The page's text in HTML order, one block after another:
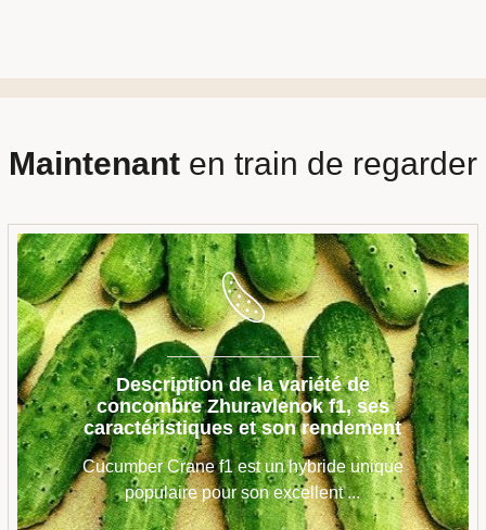
Maintenanten train de regarder
Description de la variété de
concombre Zhuravlenok f1, ses
caractéristiques et son rendement
Cucumber Crane f1 est un hybride unique
populaire pour son excellent ...